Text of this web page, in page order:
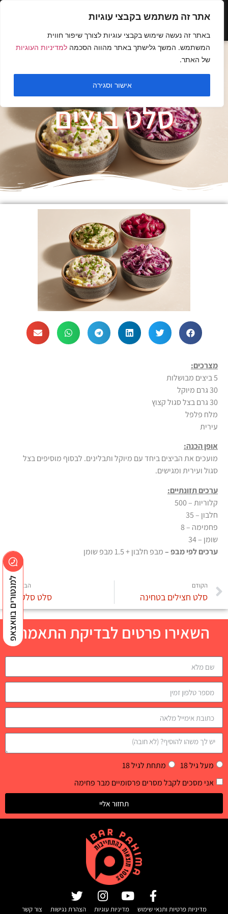
אתר זה משתמש בקבצי עוגיות
באתר זה נעשה שימוש בקבצי עוגיות לצורך שיפור חווית
המשתמש. המשך גלישתך באתר מהווה הסכמה למדיניות העוגיות
של האתר.
אישור וסגירה
סלט ביצים
מצרכים:
5 ביצים מבושלות
30 גרם מיוקל
30 גרם בצל סגול קצוץ
מלח פלפל
עירית
אופן הכנה:
מועכים את הביצים ביחד עם מיוקל ותבלינים. לבסוף מוסיפים בצל
סגול ועירית ומגישים.
ערכים תזונתיים:
קלוריות – 500
חלבון – 35
פחמימה – 8
שומן – 34
ערכים לפי מבפ –מבפ חלבון + 1.5 מבפ שומן
הקודם
סלט חצילים בטחינה
הבא
סלט סלק
השאירו פרטים לבדיקת התאמה
מעל גיל 18
מתחת לגיל 18
אני מסכים לקבל מסרים פרסומיים מבר פחימה
תחזור אליי
מדיניות פרטיות ותנאי שימוש מדיניות עוגיות הצהרת נגישות צור קשר
למנטורים בוואצאפ